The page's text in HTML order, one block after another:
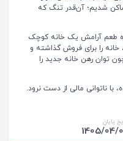
شدیم؛ آن‌قدر تنگ که
طعم آرامش یک خانه کوچک
خانه را برای فروش گذاشته و
توان رهن خانه جدید را
ناتوانی مالی از دست نرود.
پایان
1405/04/